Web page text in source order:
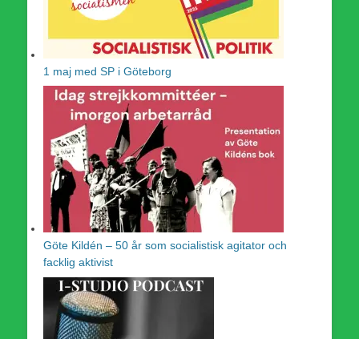
1 maj med SP i Göteborg
Göte Kildén – 50 år som socialistisk agitator och
facklig aktivist